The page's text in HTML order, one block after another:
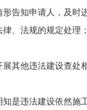
形告知申请人，及时
、法规的规定处理；
展其他违法建设查处
是违法建设依然施